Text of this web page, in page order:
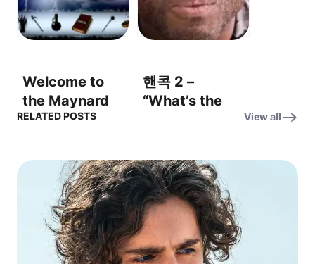
fireworks! It’s
Welcome to
the Maynard
#3 – 마법, 살인,
없는 혼란 속으
핸콕 2 –
“What’s the
catch?”: 속셈이
RELATED POSTS View all